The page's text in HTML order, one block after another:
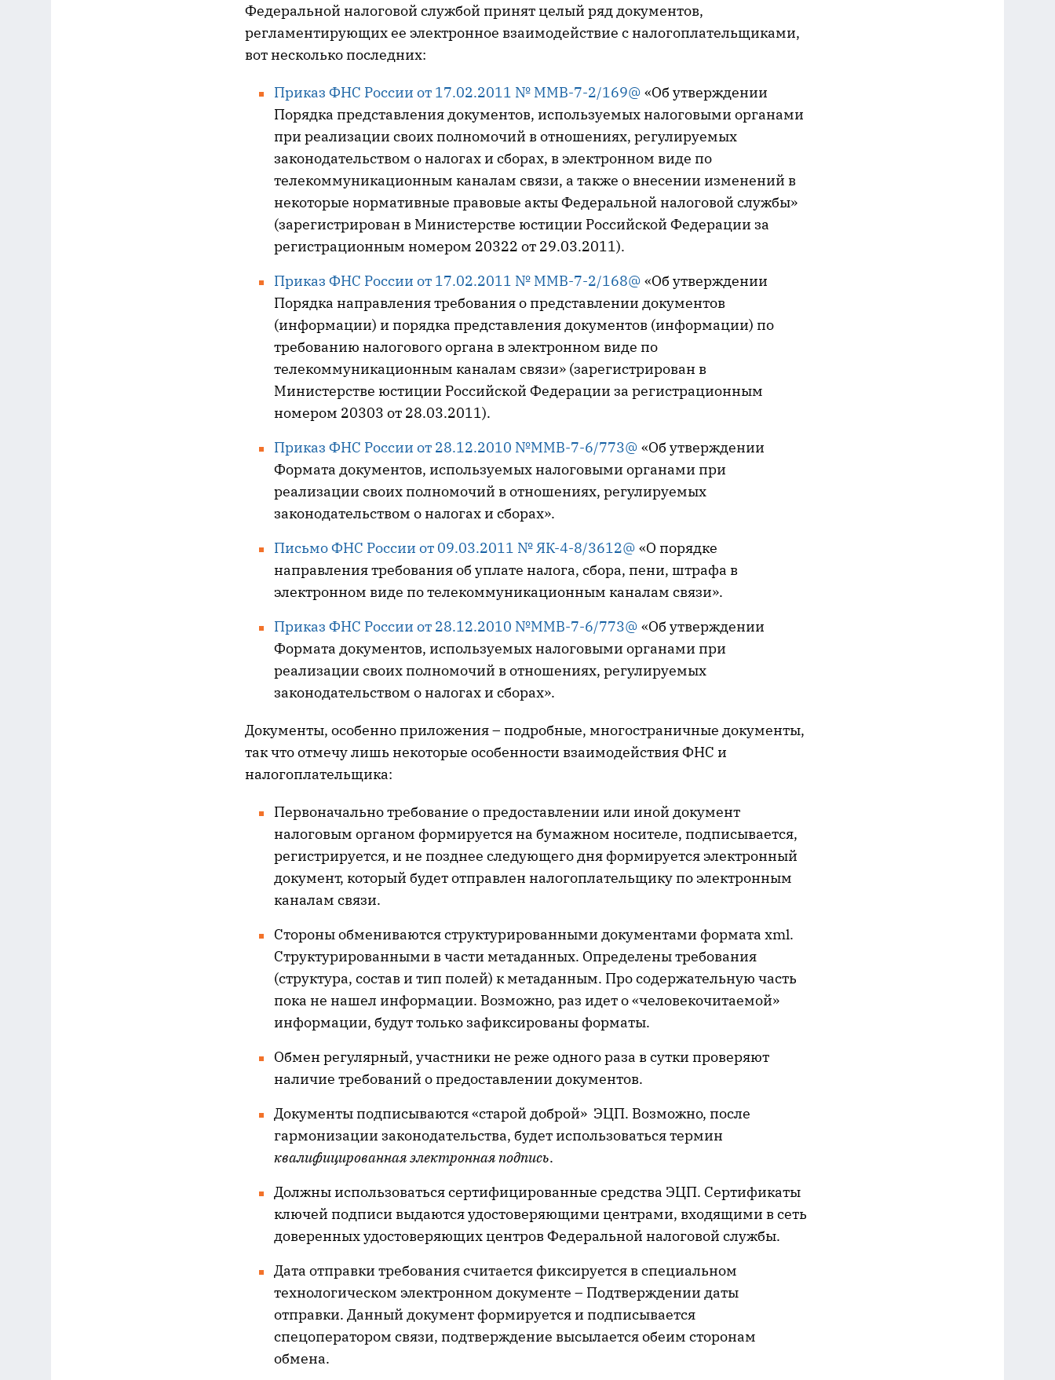
Федеральной налоговой службой принят целый ряд документов,
регламентирующих ее электронное взаимодействие с налогоплательщиками,
вот несколько последних:
Приказ ФНС России от 17.02.2011 № ММВ-7-2/169@ «Об утверждении
Порядка представления документов, используемых налоговыми органами
при реализации своих полномочий в отношениях, регулируемых
законодательством о налогах и сборах, в электронном виде по
телекоммуникационным каналам связи, а также о внесении изменений в
некоторые нормативные правовые акты Федеральной налоговой службы»
(зарегистрирован в Министерстве юстиции Российской Федерации за
регистрационным номером 20322 от 29.03.2011).
Приказ ФНС России от 17.02.2011 № ММВ-7-2/168@ «Об утверждении
Порядка направления требования о представлении документов
(информации) и порядка представления документов (информации) по
требованию налогового органа в электронном виде по
телекоммуникационным каналам связи» (зарегистрирован в
Министерстве юстиции Российской Федерации за регистрационным
номером 20303 от 28.03.2011).
Приказ ФНС России от 28.12.2010 №ММВ-7-6/773@ «Об утверждении
Формата документов, используемых налоговыми органами при
реализации своих полномочий в отношениях, регулируемых
законодательством о налогах и сборах».
Письмо ФНС России от 09.03.2011 № ЯК-4-8/3612@ «О порядке
направления требования об уплате налога, сбора, пени, штрафа в
электронном виде по телекоммуникационным каналам связи».
Приказ ФНС России от 28.12.2010 №ММВ-7-6/773@ «Об утверждении
Формата документов, используемых налоговыми органами при
реализации своих полномочий в отношениях, регулируемых
законодательством о налогах и сборах».
Документы, особенно приложения – подробные, многостраничные документы,
так что отмечу лишь некоторые особенности взаимодействия ФНС и
налогоплательщика:
Первоначально требование о предоставлении или иной документ
налоговым органом формируется на бумажном носителе, подписывается,
регистрируется, и не позднее следующего дня формируется электронный
документ, который будет отправлен налогоплательщику по электронным
каналам связи.
Стороны обмениваются структурированными документами формата xml.
Структурированными в части метаданных. Определены требования
(структура, состав и тип полей) к метаданным. Про содержательную часть
пока не нашел информации. Возможно, раз идет о «человекочитаемой»
информации, будут только зафиксированы форматы.
Обмен регулярный, участники не реже одного раза в сутки проверяют
наличие требований о предоставлении документов.
Документы подписываются «старой доброй» ЭЦП. Возможно, после
гармонизации законодательства, будет использоваться термин
квалифицированная электронная подпись.
Должны использоваться сертифицированные средства ЭЦП. Сертификаты
ключей подписи выдаются удостоверяющими центрами, входящими в сеть
доверенных удостоверяющих центров Федеральной налоговой службы.
Дата отправки требования считается фиксируется в специальном
технологическом электронном документе – Подтверждении даты
отправки. Данный документ формируется и подписывается
спецоператором связи, подтверждение высылается обеим сторонам
обмена.